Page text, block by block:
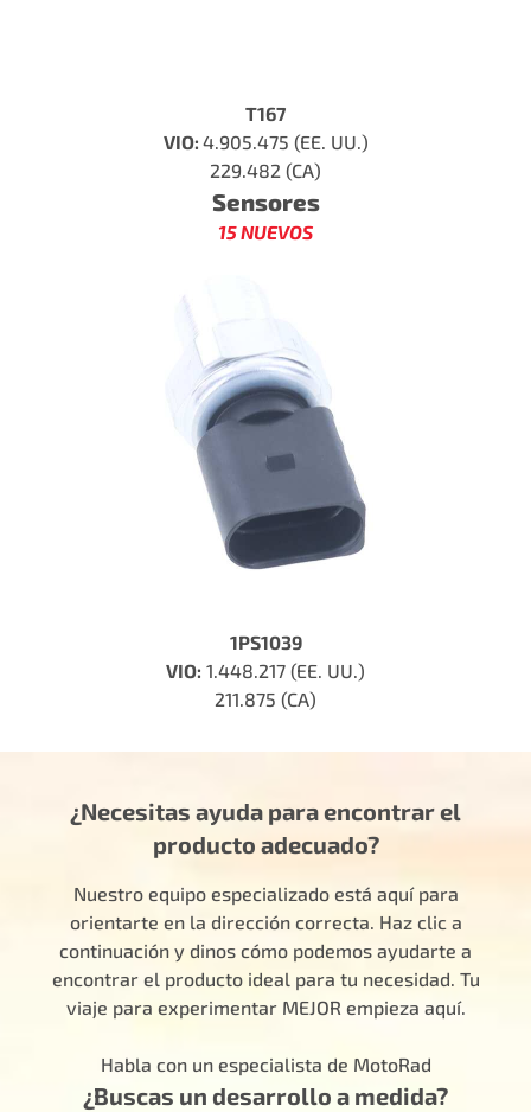
T167
VIO: 4.905.475 (EE. UU.)
229.482 (CA)
Sensores
15 NUEVOS
1PS1039
VIO: 1.448.217 (EE. UU.)
211.875 (CA)
¿Necesitas ayuda para encontrar el
producto adecuado?
Nuestro equipo especializado está aquí para
orientarte en la dirección correcta. Haz clic a
continuación y dinos cómo podemos ayudarte a
encontrar el producto ideal para tu necesidad. Tu
viaje para experimentar MEJOR empieza aquí.
Habla con un especialista de MotoRad
¿Buscas un desarrollo a medida?